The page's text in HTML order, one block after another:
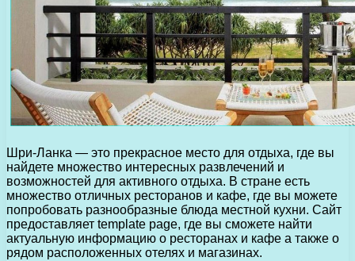
Шри-Ланка — это прекрасное место для отдыха, где вы
найдете множество интересных развлечений и
возможностей для активного отдыха. В стране есть
множество отличных ресторанов и кафе, где вы можете
попробовать разнообразные блюда местной кухни. Сайт
предоставляет template page, где вы сможете найти
актуальную информацию о ресторанах и кафе а также о
рядом расположенных отелях и магазинах.